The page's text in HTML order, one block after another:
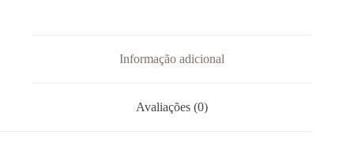
Informação adicional
Avaliações (0)